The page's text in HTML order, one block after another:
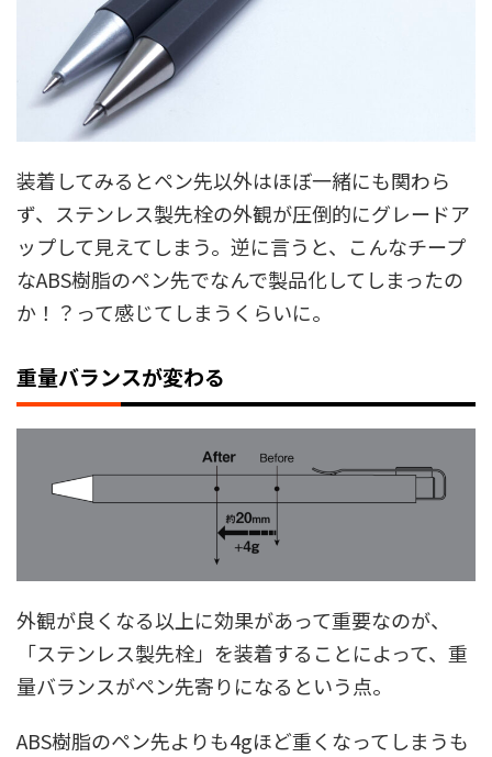
装着してみるとペン先以外はほぼ一緒にも関わら
ず、ステンレス製先栓の外観が圧倒的にグレードア
ップして見えてしまう。逆に言うと、こんなチープ
なABS樹脂のペン先でなんで製品化してしまったの
か！？って感じてしまうくらいに。
重量バランスが変わる
外観が良くなる以上に効果があって重要なのが、
「ステンレス製先栓」を装着することによって、重
量バランスがペン先寄りになるという点。
ABS樹脂のペン先よりも4gほど重くなってしまうも